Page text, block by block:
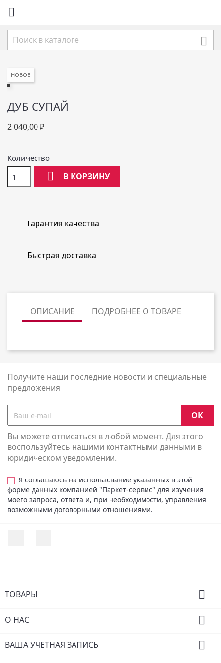


НОВОЕ
ДУБ СУПАЙ
2 040,00 ₽
Количество
 В КОРЗИНУ
Гарантия качества
Быстрая доставка
ОПИСАНИЕ ПОДРОБНЕЕ О ТОВАРЕ
Получите наши последние новости и специальные
предложения
Вы можете отписаться в любой момент. Для этого
воспользуйтесь нашими контактными данными в
юридическом уведомлении.
Я соглашаюсь на использование указанных в этой
форме данных компанией "Паркет-сервис" для изучения
моего запроса, ответа и, при необходимости, управления
возможными договорными отношениями.
ТОВАРЫ 
О НАС 
ВАША УЧЕТНАЯ ЗАПИСЬ 